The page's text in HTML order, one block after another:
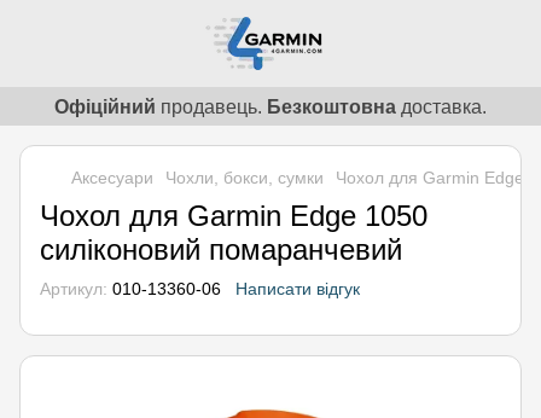
Офіційний продавець. Безкоштовна доставка.
Аксесуари Чохли, бокси, сумки Чохол для Garmin Edge
Чохол для Garmin Edge 1050
силіконовий помаранчевий
Артикул: 010-13360-06 Написати відгук